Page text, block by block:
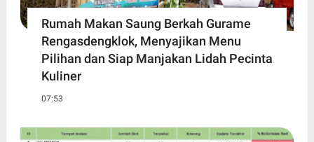
Rumah Makan Saung Berkah Gurame
Rengasdengklok, Menyajikan Menu
Pilihan dan Siap Manjakan Lidah Pecinta
Kuliner
07:53